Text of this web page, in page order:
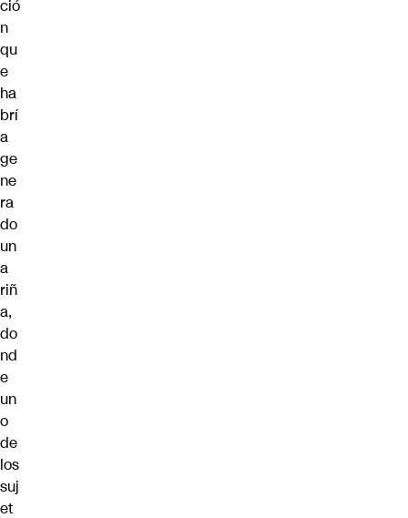
ció
n
qu
e
ha
brí
a
ge
ne
ra
do
un
a
riñ
a,
do
nd
e
un
o
de
los
suj
et